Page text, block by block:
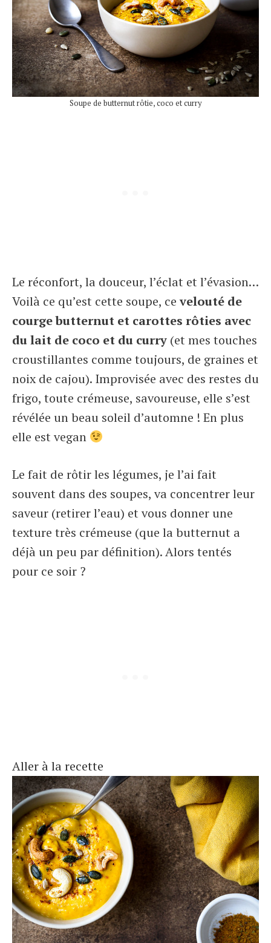
Soupe de butternut rôtie, coco et curry
Le réconfort, la douceur, l’éclat et l’évasion…
Voilà ce qu’est cette soupe, cevelouté de
courge butternut et carottes rôties avec
du lait de coco et du curry (et mes touches
croustillantes comme toujours, de graines et
noix de cajou). Improvisée avec des restes du
frigo, toute crémeuse, savoureuse, elle s’est
révélée un beau soleil d’automne ! En plus
elle est vegan
Le fait de rôtir les légumes, je l’ai fait
souvent dans des soupes, va concentrer leur
saveur (retirer l’eau) et vous donner une
texture très crémeuse (que la butternut a
déjà un peu par définition). Alors tentés
pour ce soir ?
Aller à la recette